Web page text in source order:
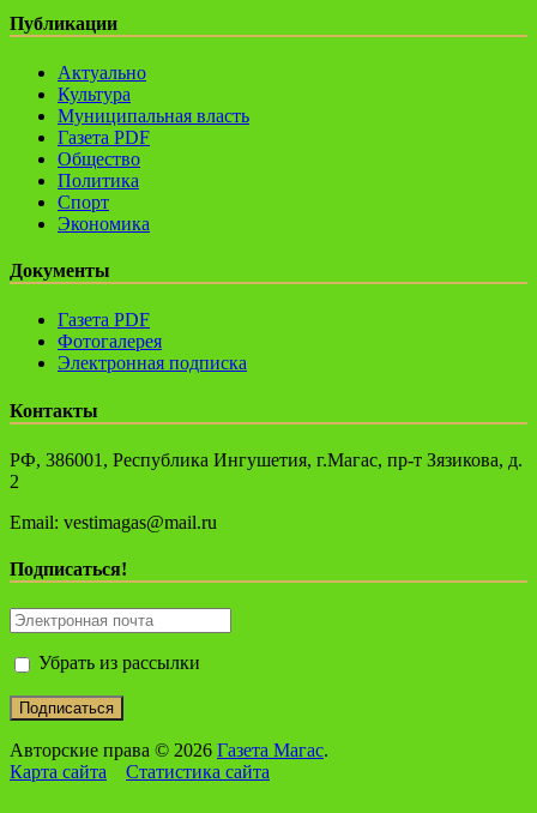
Публикации
Актуально
Культура
Муниципальная власть
Газета PDF
Общество
Политика
Спорт
Экономика
Документы
Газета PDF
Фотогалерея
Электронная подписка
Контакты
РФ, 386001, Республика Ингушетия, г.Магас, пр-т Зязикова, д.
2
Email: vestimagas@mail.ru
Подписаться!
Убрать из рассылки
Авторские права © 2026 Газета Магас.
Карта сайта
Статистика сайта